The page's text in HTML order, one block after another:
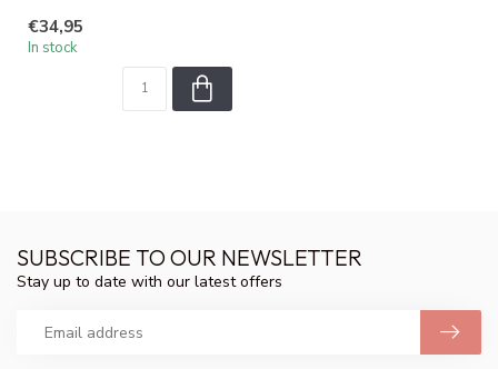
€34,95
In stock
SUBSCRIBE TO OUR NEWSLETTER
Stay up to date with our latest offers